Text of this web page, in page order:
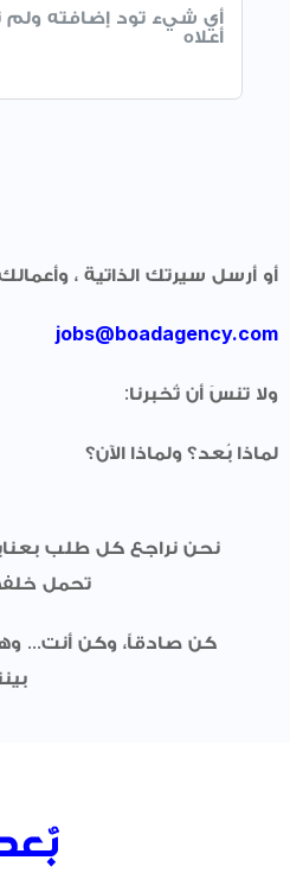
أو أرسل سيرتك الذاتية ،
jobs@boadagency.com
ولا تنسَ أن تُخبرنا:
لماذا بُعد؟ ولماذا الآن؟
نحن نراجع كل طلب
تحمل
كن صادقاً، وكن أنت...